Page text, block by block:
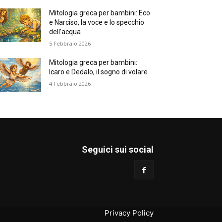
Mitologia greca per bambini: Eco
e Narciso, la voce e lo specchio
dell’acqua
5 Febbraio 2026
Mitologia greca per bambini:
Icaro e Dedalo, il sogno di volare
4 Febbraio 2026
Seguici sui social
Privacy Policy